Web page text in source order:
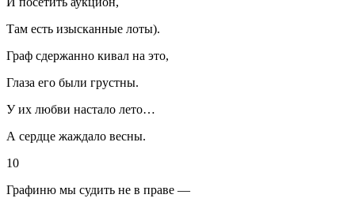
Там есть изысканные лоты).
Граф сдержанно кивал на это,
Глаза его были грустны.
У их любви настало лето…
А сердце жаждало весны.
10
Графиню мы судить не в праве —